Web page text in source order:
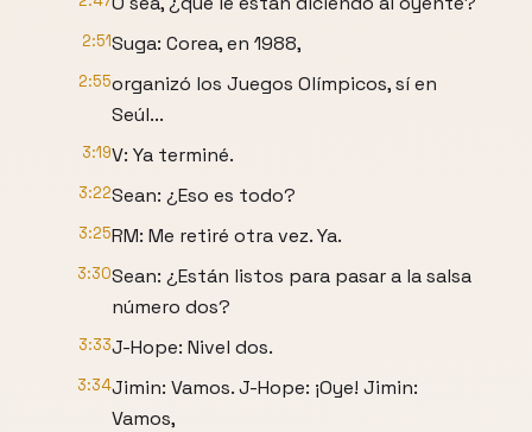
2:51Suga: Corea, en 1988,
2:55organizó los Juegos Olímpicos, sí en
Seúl...
3:19V: Ya terminé.
3:22Sean: ¿Eso es todo?
3:25RM: Me retiré otra vez. Ya.
3:30Sean: ¿Están listos para pasar a la salsa
número dos?
3:33J-Hope: Nivel dos.
3:34Jimin: Vamos. J-Hope: ¡Oye! Jimin:
Vamos,